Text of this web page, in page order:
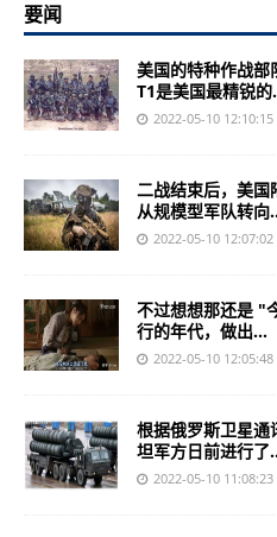
要闻
美国的特种作战部
T1是美国最精锐的
2022-05-10 12:10:15
二战结束后，美国
从规模型军队转向
2022-05-10 12:07:02
不过想想那还是 "
行的年代，做出...
2022-05-10 12:05:48
根据俄罗斯卫星通
坦军方日前进行了
2022-05-10 11:08:23